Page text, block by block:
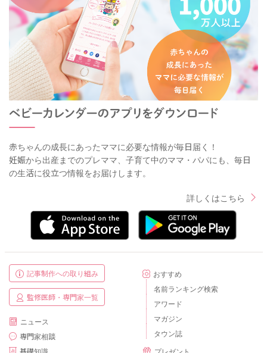
赤ちゃんの成長にあったママに必要な情報が毎日届く！
妊娠から出産までのプレママ、子育て中のママ・パパにも、毎日
の生活に役立つ情報をお届けします。
詳しくはこちら
記事制作への取り組み
監修医師・専門家一覧
ニュース
専門家相談
基礎知識
おすすめ
名前ランキング検索
アワード
マガジン
タウン誌
プレゼント